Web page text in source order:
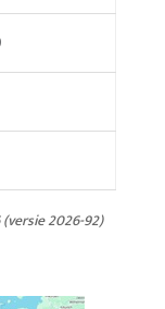
2026-92)